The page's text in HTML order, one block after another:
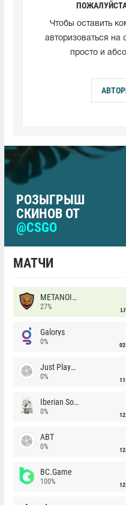
Чтобы оставить
авторизоваться на
просто и
РОЗЫГРЫШ
СКИНОВ ОТ
@CSGO
МАТЧИ
METANOIA Wolves
27%
Galorys
0%
Just Players
0%
Iberian Soul
0%
ABT
0%
BC.Game
100%